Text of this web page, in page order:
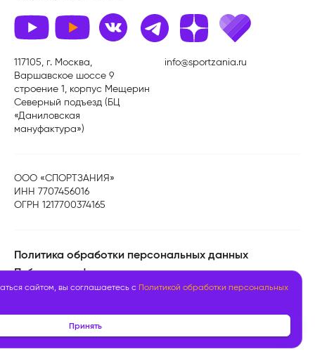
сайтом, вы соглашаетесь с Политикой обработки персональных
Принять
117105, г. Москва,
Варшавское шоссе 9
строение 1, корпус Мещерин
Северный подъезд (БЦ
«Даниловская
мануфактура»)
info@sportzania.ru
ООО «СПОРТЗАНИЯ»
ИНН 7707456016
ОГРН 1217700374165
Политика обработки персональных данных
Публичная оферта
Мы в реестре
туроператоров РТО 025284